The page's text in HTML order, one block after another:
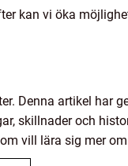
kan vi öka
Denna artikel har
skillnader och
vill lära sig mer